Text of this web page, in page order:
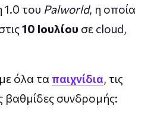
1.0 του Palworld, η οποία
10 Ιουλίου σε cloud,
όλα τα παιχνίδια, τις
βαθμίδες συνδρομής: